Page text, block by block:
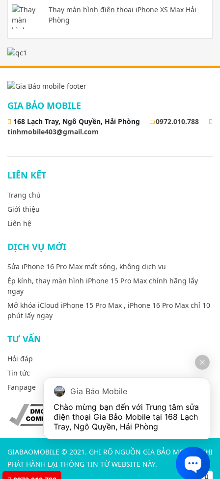
Thay màn hình điện thoại iPhone XS Max Hải
Phòng
GIA BẢO MOBILE
168 Lạch Tray, Ngô Quyền, Hải Phòng
0972.010.788
tinhmobile403@gmail.com
LIÊN KẾT
Trang chủ
Giới thiệu
Liên hệ
DỊCH VỤ MỚI
Sửa iPhone 16 Pro Max mất sóng, không dịch vụ
Ép kính, thay màn hình iPhone 15 Pro Max chính hãng lấy
ngay
Mở khóa iCloud iPhone 15 Pro Max , iPhone 16 Pro Max chỉ 10
phút lấy ngay
TƯ VẤN
Hỏi đáp
Tin tức
Fanpage
GIABAOMOBILE © 2021. GHI RÕ NGUỒN GIA BẢO MOBILE KHI
PHÁT HÀNH LẠI THÔNG TIN TỪ WEBSITE NÀY.
Gia Bảo Mobile
Chào mừng bạn đến với Trung tâm sửa
điện thoại Gia Bảo Mobile tại 168 Lạch
Tray, Ngô Quyền, Hải Phòng